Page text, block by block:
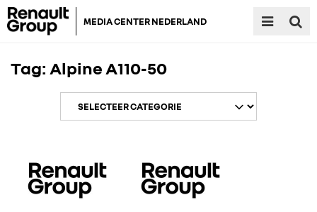
MEDIA CENTER NEDERLAND
Tag: Alpine A110-50